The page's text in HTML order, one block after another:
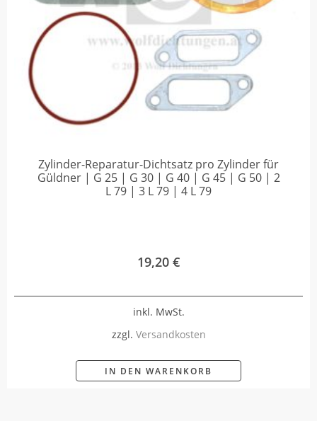
Zylinder-Reparatur-Dichtsatz pro Zylinder für
Güldner | G 25 | G 30 | G 40 | G 45 | G 50 | 2
L 79 | 3 L 79 | 4 L 79
19,20 €
inkl. MwSt.
zzgl. Versandkosten
IN DEN WARENKORB